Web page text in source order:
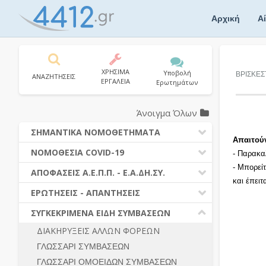
Αρχική
-
-
και
ΑΝΑΖΗΤΗΣΕΙΣ
ΧΡΗΣΙΜΑ
ΕΡΓΑΛΕΙΑ
Υποβολή
Ερωτημάτων
Άνοιγμα Όλων
ΣΗΜΑΝΤΙΚΑ ΝΟΜΟΘΕΤΗΜΑΤΑ
ΔΗΜΟΣΙΕΣ ΣΥΜΒΑΣΕΙΣ (Ν. 4412/2016)
ΔΗΜΟΤΙΚΟΣ ΚΩΔΙΚΑΣ (Ν.3463/2006)
ΚΑΛΛΙΚΡΑΤΗΣ (Ν.3852/2010)
ΝΟΜΟΘΕΣΙΑ - ΝΟΜΟΛΟΓΙΑ (ΣΥΝΟΛΟ)
ΝΟΜΟΘΕΣΙΑ COVID-19
ΝΟΜΟΘΕΣΙΑ - ΝΟΜΟΛΟΓΙΑ COVID -19
ΕΡΩΤΗΣΕΙΣ - ΑΠΑΝΤΗΣΕΙΣ
ΑΠΟΦΑΣΕΙΣ Α.Ε.Π.Π. - Ε.Α.ΔΗ.ΣΥ.
ΠΡΟΔΙΚΑΣΤΙΚΗ ΠΡΟΣΦΥΓΗ
ΓΕΝΙΚΟΙ ΚΑΝΟΝΕΣ
ΔΙΚΑΙΟΥΜΕΝΟΙ ΣΥΜΜΕΤΟΧΗΣ
ΠΡΟΣΦΟΡΕΣ – ΔΙΚΑΙΟΛΟΓΗΤΙΚΑ
ΣΥΜΜΕΤΟΧΗΣ
ΕΡΩΤΗΣΕΙΣ - ΑΠΑΝΤΗΣΕΙΣ
Ν. 4782/2021 - ΤΡΟΠΟΠΟΙΗΣΗ
4412/2016
ΔΙΕΞΑΓΩΓΗ ΔΙΑΔΙΚΑΣΙΑΣ
ΔΙΑΔΙΚΑΣΙΕΣ ΑΝΑΘΕΣΗΣ
ΣΥΓΚΕΚΡΙΜΕΝΑ ΕΙΔΗ ΣΥΜΒΑΣΕΩΝ
ΔΙΑΚΗΡΥΞΕΙΣ ΑΛΛΩΝ ΦΟΡΕΩΝ
ΓΛΩΣΣΑΡΙ ΣΥΜΒΑΣΕΩΝ
ΓΛΩΣΣΑΡΙ ΟΜΟΕΙΔΩΝ ΣΥΜΒΑΣΕΩΝ